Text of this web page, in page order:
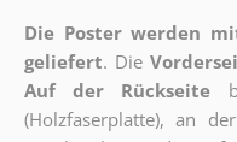
Die Poster werden
geliefert. Die
Auf der Rückseite
(Holzfaserplatte), an der